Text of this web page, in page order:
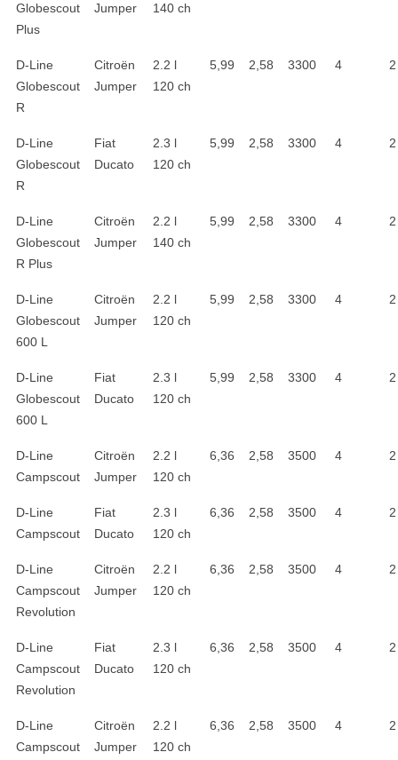
Globescout
Plus
Jumper
140 ch
D-Line
Globescout
R
Citroën
Jumper
2.2 l
120 ch
5,99 2,58 3300 4 2
D-Line
Globescout
R
Fiat
Ducato
2.3 l
120 ch
5,99 2,58 3300 4 2
D-Line
Globescout
R Plus
Citroën
Jumper
2.2 l
140 ch
5,99 2,58 3300 4 2
D-Line
Globescout
600 L
Citroën
Jumper
2.2 l
120 ch
5,99 2,58 3300 4 2
D-Line
Globescout
600 L
Fiat
Ducato
2.3 l
120 ch
5,99 2,58 3300 4 2
D-Line
Campscout
Citroën
Jumper
2.2 l
120 ch
6,36 2,58 3500 4 2
D-Line
Campscout
Fiat
Ducato
2.3 l
120 ch
6,36 2,58 3500 4 2
D-Line
Campscout
Revolution
Citroën
Jumper
2.2 l
120 ch
6,36 2,58 3500 4 2
D-Line
Campscout
Revolution
Fiat
Ducato
2.3 l
120 ch
6,36 2,58 3500 4 2
D-Line
Campscout
Citroën
Jumper
2.2 l
120 ch
6,36 2,58 3500 4 2